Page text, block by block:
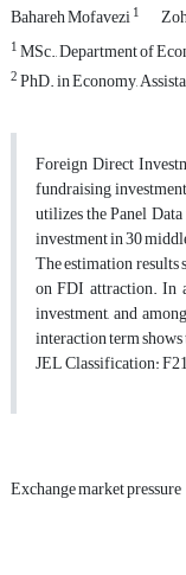
Bahareh Mofavezi1
1MSc., Department of
2PhD. in Economy,
Foreign Direct
fundraising
utilizes the Panel
investment in 30
The estimation results
on FDI attraction. In
investment, and
interaction term
JEL Classification:
Exchange market pressure